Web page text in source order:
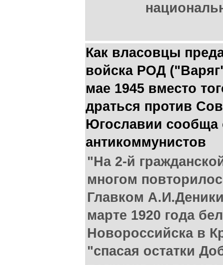
Как власовцы
войска РОД
мае 1945 вместо
драться против
Югославии сообща
антикоммунистов
"На 2-й
многом
Главком
марте 1920 года
Новороссийска в
"спасая остатки